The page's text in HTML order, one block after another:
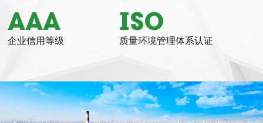
AAA
企业信用等级
ISO
质量环境管理体系认证